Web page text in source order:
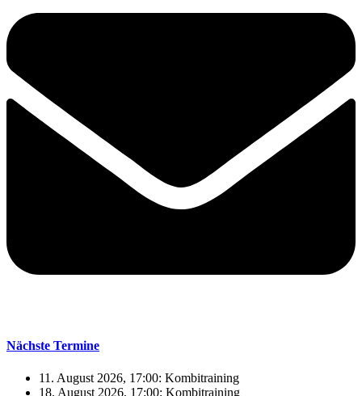
Nächste Termine
11. August 2026, 17:00: Kombitraining
18. August 2026, 17:00: Kombitraining